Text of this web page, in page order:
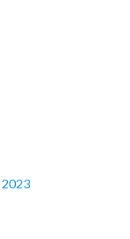
2023